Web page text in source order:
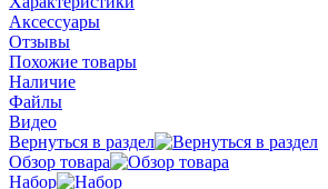
Аксессуары
Отзывы
Похожие товары
Наличие
Файлы
Видео
Вернуться в раздел
Обзор товара
Набор